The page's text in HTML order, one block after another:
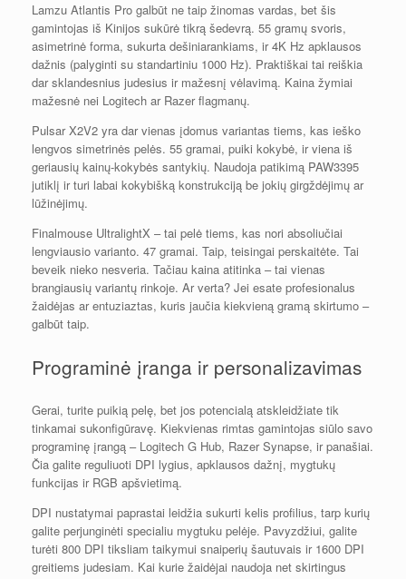
Lamzu Atlantis Pro galbūt ne taip žinomas vardas, bet šis
gamintojas iš Kinijos sukūrė tikrą šedevrą. 55 gramų svoris,
asimetrinė forma, sukurta dešiniarankiams, ir 4K Hz apklausos
dažnis (palyginti su standartiniu 1000 Hz). Praktiškai tai reiškia
dar sklandesnius judesius ir mažesnį vėlavimą. Kaina žymiai
mažesnė nei Logitech ar Razer flagmanų.
Pulsar X2V2 yra dar vienas įdomus variantas tiems, kas ieško
lengvos simetrinės pelės. 55 gramai, puiki kokybė, ir viena iš
geriausių kainų-kokybės santykių. Naudoja patikimą PAW3395
jutiklį ir turi labai kokybišką konstrukciją be jokių girgždėjimų ar
lūžinėjimų.
Finalmouse UltralightX – tai pelė tiems, kas nori absoliučiai
lengviausio varianto. 47 gramai. Taip, teisingai perskaitėte. Tai
beveik nieko nesveria. Tačiau kaina atitinka – tai vienas
brangiausių variantų rinkoje. Ar verta? Jei esate profesionalus
žaidėjas ar entuziaztas, kuris jaučia kiekvieną gramą skirtumo –
galbūt taip.
Programinė įranga ir personalizavimas
Gerai, turite puikią pelę, bet jos potencialą atskleidžiate tik
tinkamai sukonfigūravę. Kiekvienas rimtas gamintojas siūlo savo
programinę įrangą – Logitech G Hub, Razer Synapse, ir panašiai.
Čia galite reguliuoti DPI lygius, apklausos dažnį, mygtukų
funkcijas ir RGB apšvietimą.
DPI nustatymai paprastai leidžia sukurti kelis profilius, tarp kurių
galite perjunginėti specialiu mygtuku pelėje. Pavyzdžiui, galite
turėti 800 DPI tiksliam taikymui snaiperių šautuvais ir 1600 DPI
greitiems judesiam. Kai kurie žaidėjai naudoja net skirtingus